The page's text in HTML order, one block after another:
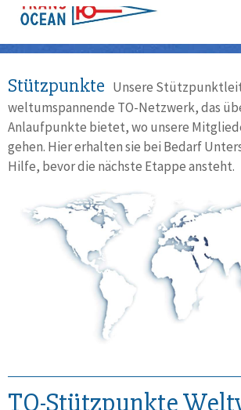
Stützpunkte Unsere
weltumspannende TO-Netzwerk, das
Anlaufpunkte bietet, wo unsere
gehen. Hier erhalten sie bei Bedarf
Hilfe, bevor die nächste Etappe ansteht.
TO-Stützpunkte